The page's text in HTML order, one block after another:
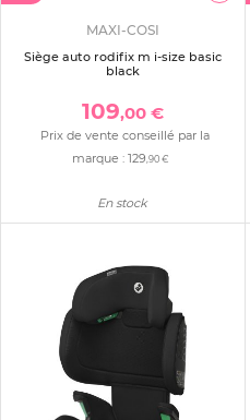
MAXI-COSI
Siège auto rodifix m i-size basic
black
109,00 €
Prix de vente conseillé par la
marque : 129 ,90 €
En stock